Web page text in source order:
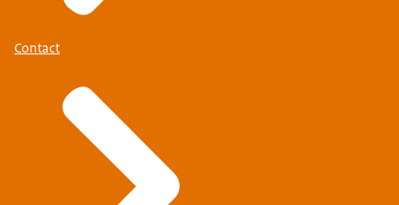
Contact